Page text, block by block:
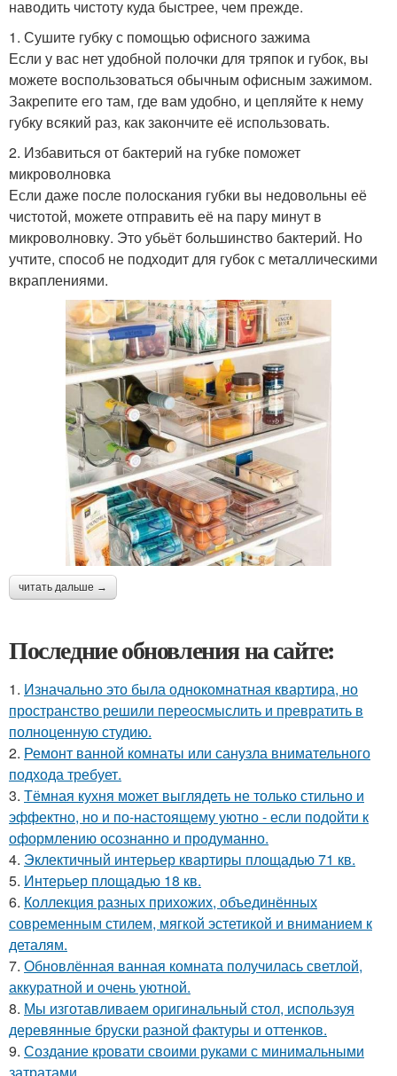
наводить чистоту куда быстрее, чем прежде.
1. Сушите губку с помощью офисного зажима
Если у вас нет удобной полочки для тряпок и губок, вы
можете воспользоваться обычным офисным зажимом.
Закрепите его там, где вам удобно, и цепляйте к нему
губку всякий раз, как закончите её использовать.
2. Избавиться от бактерий на губке поможет
микроволновка
Если даже после полоскания губки вы недовольны её
чистотой, можете отправить её на пару минут в
микроволновку. Это убьёт большинство бактерий. Но
учтите, способ не подходит для губок с металлическими
вкраплениями.
читать дальше →
Последние обновления на сайте:
1. Изначально это была однокомнатная квартира, но
пространство решили переосмыслить и превратить в
полноценную студию.
2. Ремонт ванной комнаты или санузла внимательного
подхода требует.
3. Тёмная кухня может выглядеть не только стильно и
эффектно, но и по-настоящему уютно - если подойти к
оформлению осознанно и продуманно.
4. Эклектичный интерьер квартиры площадью 71 кв.
5. Интерьер площадью 18 кв.
6. Коллекция разных прихожих, объединённых
современным стилем, мягкой эстетикой и вниманием к
деталям.
7. Обновлённая ванная комната получилась светлой,
аккуратной и очень уютной.
8. Мы изготавливаем оригинальный стол, используя
деревянные бруски разной фактуры и оттенков.
9. Создание кровати своими руками с минимальными
затратами.